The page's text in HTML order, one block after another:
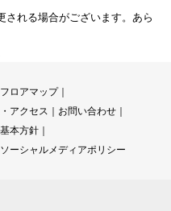
される場合がございます。あら
フロアマップ｜
アクセス お問い合わせ
本方針
ソーシャルメディアポリシー